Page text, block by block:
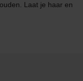
Laat je haar en